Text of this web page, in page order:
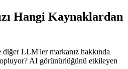
Hangi Kaynaklardan
LLM'ler markanız hakkında
AI görünürlüğünü etkileyen